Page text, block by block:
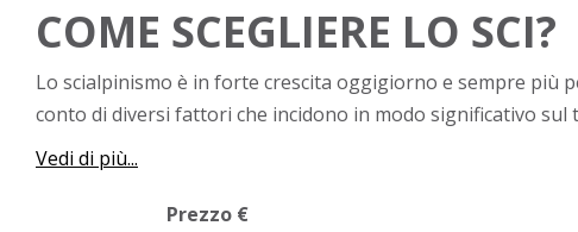
COME SCEGLIERE LO SCI?
Lo scialpinismo è in forte crescita oggigiorno e sempre più
conto di diversi fattori che incidono in modo significativo sul
Vedi di più...
Prezzo €